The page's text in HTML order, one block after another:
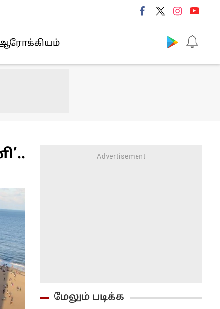
மேலும் படிக்க